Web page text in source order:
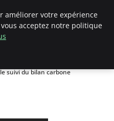
suivi du bilan carbone
améliorer votre expérience
acceptez notre politique